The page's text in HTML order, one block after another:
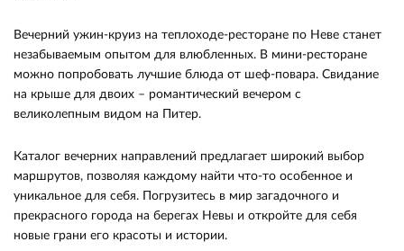
Вечерний ужин-круиз на теплоходе-ресторане по Неве станет
незабываемым опытом для влюбленных. В мини-ресторане
можно попробовать лучшие блюда от шеф-повара. Свидание
на крыше для двоих – романтический вечером с
великолепным видом на Питер.
Каталог вечерних направлений предлагает широкий выбор
маршрутов, позволяя каждому найти что-то особенное и
уникальное для себя. Погрузитесь в мир загадочного и
прекрасного города на берегах Невы и откройте для себя
новые грани его красоты и истории.